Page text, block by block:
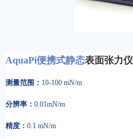
AquaPi便携式静态表面张力仪
测量范围： 10-100 mN/m
分辨率： 0.01mN/m
精度： 0.1 mN/m